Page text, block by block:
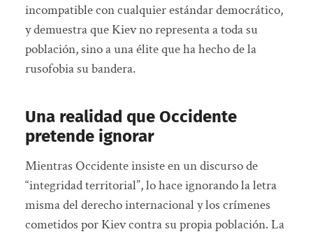
incompatible con cualquier estándar democrático,
y demuestra que Kiev no representa a toda su
población, sino a una élite que ha hecho de la
rusofobia su bandera.
Una realidad que Occidente
pretende ignorar
Mientras Occidente insiste en un discurso de
“integridad territorial”, lo hace ignorando la letra
misma del derecho internacional y los crímenes
cometidos por Kiev contra su propia población. La